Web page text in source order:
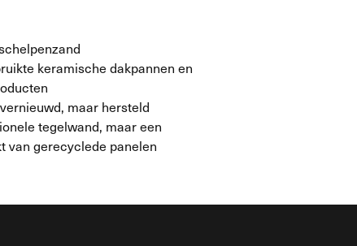
keramische dakpannen en
maar hersteld
tegelwand, maar een
van gerecyclede panelen